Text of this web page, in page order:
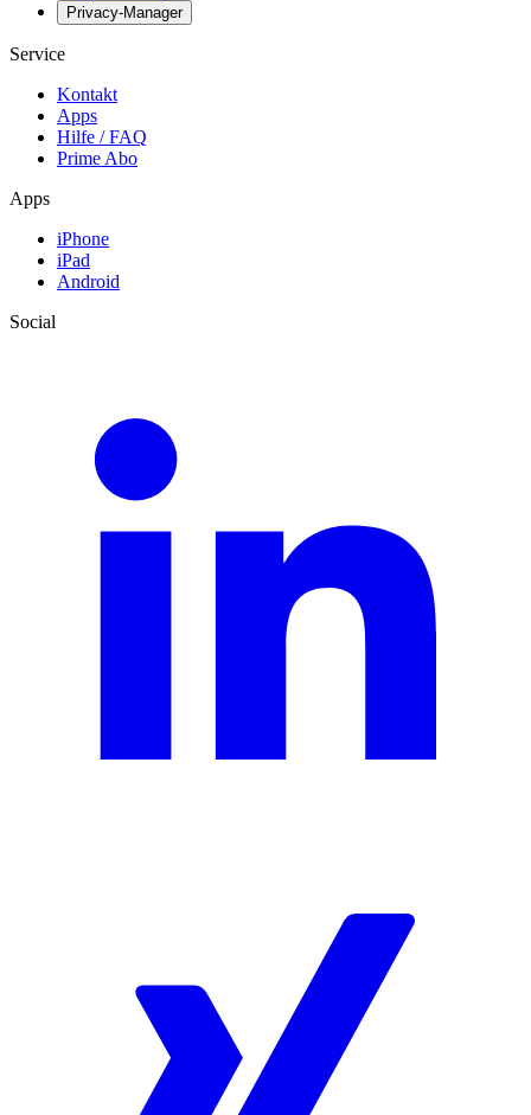
Privacy-Manager
Service
Kontakt
Apps
Hilfe / FAQ
Prime Abo
Apps
iPhone
iPad
Android
Social